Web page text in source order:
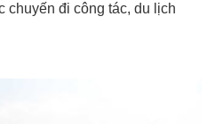
chuyến đi công tác, du lịch